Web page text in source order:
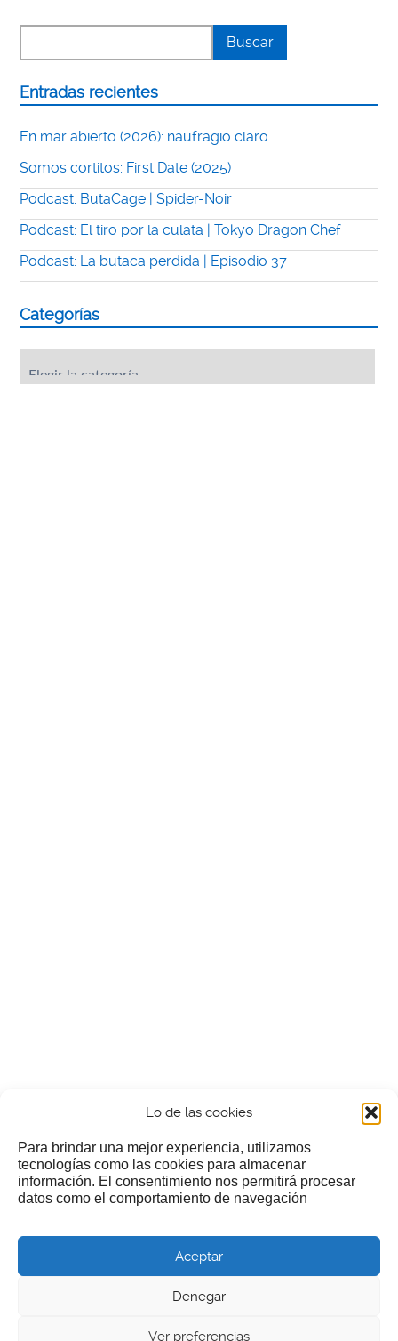
Lo de las cookies
Para brindar una mejor experiencia, utilizamos
tecnologías como las cookies para almacenar
información. El consentimiento nos permitirá procesar
datos como el comportamiento de navegación
Aceptar
Denegar
Ver preferencias
Entradas recientes
En mar abierto (2026): naufragio claro
Somos cortitos: First Date (2025)
Podcast: ButaCage | Spider-Noir
Podcast: El tiro por la culata | Tokyo Dragon Chef
Podcast: La butaca perdida | Episodio 37
Categorías
¿Nos invitas a un cafecillo?
Si te gusta nuestra web puedes echar limosna a estos